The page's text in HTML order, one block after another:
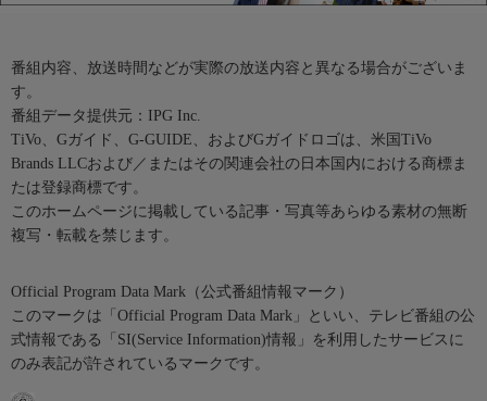
番組内容、放送時間などが実際の放送内容と異なる場合がございま
す。
番組データ提供元：IPG Inc.
TiVo、Gガイド、G-GUIDE、およびGガイドロゴは、米国TiVo
Brands LLCおよび／またはその関連会社の日本国内における商標ま
たは登録商標です。
このホームページに掲載している記事・写真等あらゆる素材の無断
複写・転載を禁じます。
Official Program Data Mark（公式番組情報マーク）
このマークは「Official Program Data Mark」といい、テレビ番組の公
式情報である「SI(Service Information)情報」を利用したサービスに
のみ表記が許されているマークです。